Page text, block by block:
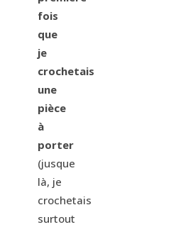
fois
que
je
crochetais
une
pièce
à
porter
(jusque
là, je
crochetais
surtout